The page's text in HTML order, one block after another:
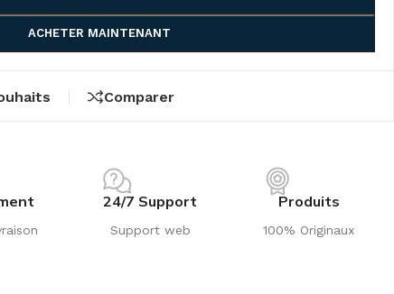
ACHETER MAINTENANT
Comparer
24/7 Support
Support web
Produits
100% Originaux